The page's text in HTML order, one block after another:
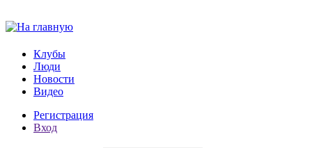
Клубы
Люди
Новости
Видео
Регистрация
Вход